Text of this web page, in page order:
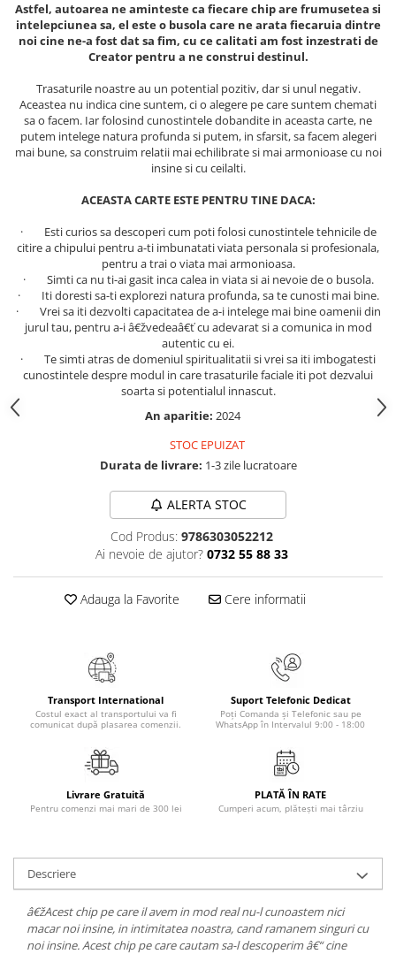
Beletristica
Biografii, Memorii, Jurnale
Carti pentru Adolescenti, Young
Adult
Crime, Thriller, Mistery
Literatura Universala
Poezie
Romane de dragoste, Carti
Senzatii/Dragoste
Senzatii/Erotic
Senzatii/Suspans
Senzatii/Thriller
SF & Fantasy
Teens Book Club
Birotica & Papetarie
Adezivi si benzi adezive
Accesorii Arhivare
Instrumente de scris
Organizare si Arhivare
Seturi birotica
Articole scolare
Coperti, Mape, Etichete
Instrumente si Truse Geometrie
Calculator
Consumabile & Accesorii
Astfel, autoarea ne aminteste ca fiecare chip are frumusetea si
intelepciunea sa, el este o busola care ne arata fiecaruia dintre
noi cine ne-a fost dat sa fim, cu ce calitati am fost inzestrati de
Creator pentru a ne construi destinul.
Trasaturile noastre au un potential pozitiv, dar si unul negativ.
Aceastea nu indica cine suntem, ci o alegere pe care suntem chemati
sa o facem. Iar folosind cunostintele dobandite in aceasta carte, ne
putem intelege natura profunda si putem, in sfarsit, sa facem alegeri
mai bune, sa construim relatii mai echilibrate si mai armonioase cu noi
insine si cu ceilalti.
ACEASTA CARTE ESTE PENTRU TINE DACA:
· Esti curios sa descoperi cum poti folosi cunostintele tehnicile de
citire a chipului pentru a-ti imbunatati viata personala si profesionala,
pentru a trai o viata mai armonioasa.
· Simti ca nu ti-ai gasit inca calea in viata si ai nevoie de o busola.
· Iti doresti sa-ti explorezi natura profunda, sa te cunosti mai bine.
· Vrei sa iti dezvolti capacitatea de a-i intelege mai bine oamenii din
jurul tau, pentru a-i â€žvedeaâ€ť cu adevarat si a comunica in mod
autentic cu ei.
· Te simti atras de domeniul spiritualitatii si vrei sa iti imbogatesti
cunostintele despre modul in care trasaturile faciale iti pot dezvalui
soarta si potentialul innascut.
An aparitie: 2024
STOC EPUIZAT
Durata de livrare: 1-3 zile lucratoare
ALERTA STOC
Cod Produs: 9786303052212
Ai nevoie de ajutor? 0732 55 88 33
Adauga la Favorite Cere informatii
Transport International
Costul exact al transportului va fi
comunicat după plasarea comenzii.
Suport Telefonic Dedicat
Poți Comanda și Telefonic sau pe
WhatsApp în Intervalul 9:00 - 18:00
Livrare Gratuită
Pentru comenzi mai mari de 300 lei
PLATĂ ÎN RATE
Cumperi acum, plătești mai târziu
Descriere
â€žAcest chip pe care il avem in mod real nu-l cunoastem nici
macar noi insine, in intimitatea noastra, cand ramanem singuri cu
noi insine. Acest chip pe care cautam sa-l descoperim â€“ cine